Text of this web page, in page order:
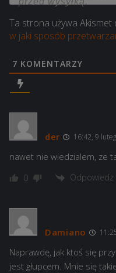
Ta strona używa Akismet
w jaki sposób
7 KOMENTARZY
der 16:42, 9
nawet nie wiedzialem, ze
0 Odpowiedz
Damiano
Naprawdę, jak ktoś się
jest głupcem. Mnie się